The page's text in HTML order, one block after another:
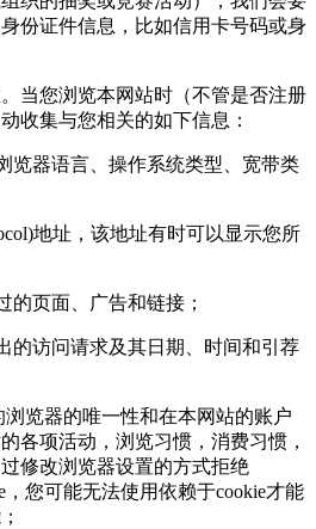
份证件信息，比如信用卡号码或身
您浏览本网站时（不管是否注册
收集与您相关的如下信息：
器语言、操作系统类型、宽带类
地址，该地址有时可以显示您所
页面、广告和链接；
访问请求及其日期、时间和引荐
览器的唯一性和在本网站的账户
各项活动，浏览习惯，消费习惯，
修改浏览器设置的方式拒绝
，您可能无法使用依赖于cookie才能